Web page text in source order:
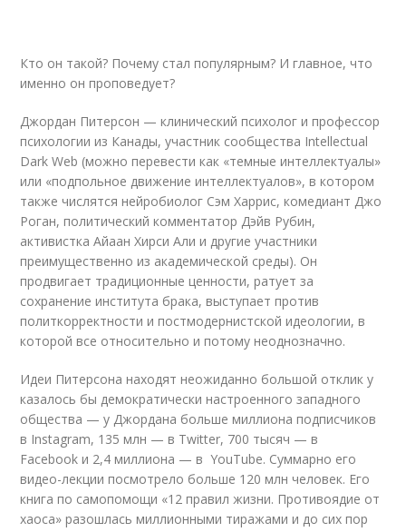
Кто он такой? Почему стал популярным? И главное, что
именно он проповедует?
Джордан Питерсон — клинический психолог и профессор
психологии из Канады, участник сообщества Intellectual
Dark Web (можно перевести как «темные интеллектуалы»
или «подпольное движение интеллектуалов», в котором
также числятся нейробиолог Сэм Харрис, комедиант Джо
Роган, политический комментатор Дэйв Рубин,
активистка Айаан Хирси Али и другие участники
преимущественно из академической среды). Он
продвигает традиционные ценности, ратует за
сохранение института брака, выступает против
политкорректности и постмодернистской идеологии, в
которой все относительно и потому неоднозначно.
Идеи Питерсона находят неожиданно большой отклик у
казалось бы демократически настроенного западного
общества — у Джордана больше миллиона подписчиков
в Instagram, 135 млн — в Twitter, 700 тысяч — в
Facebook и 2,4 миллиона — в YouTube. Суммарно его
видео-лекции посмотрело больше 120 млн человек. Его
книга по самопомощи «12 правил жизни. Противоядие от
хаоса» разошлась миллионными тиражами и до сих пор